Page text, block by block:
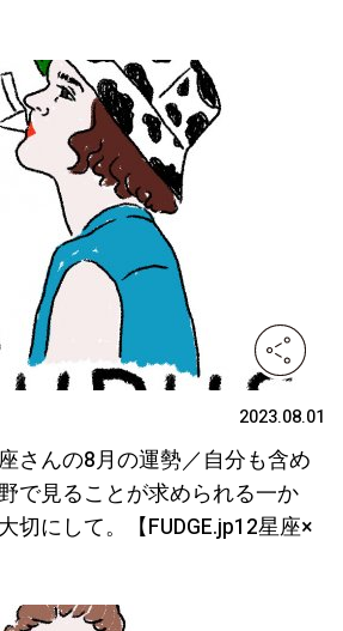
2023.08.01
さんの8月の運勢／自分も含め
で見ることが求められる一か
切にして。【FUDGE.jp12星座×